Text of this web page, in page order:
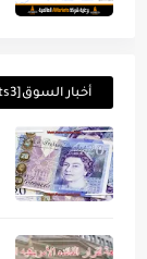
أخبار السوق[posts3]